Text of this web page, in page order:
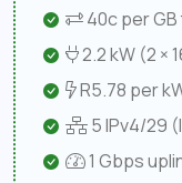
40c per
2.2 kW (2 ×
R5.78 per
5 IPv4/29
1 Gbps